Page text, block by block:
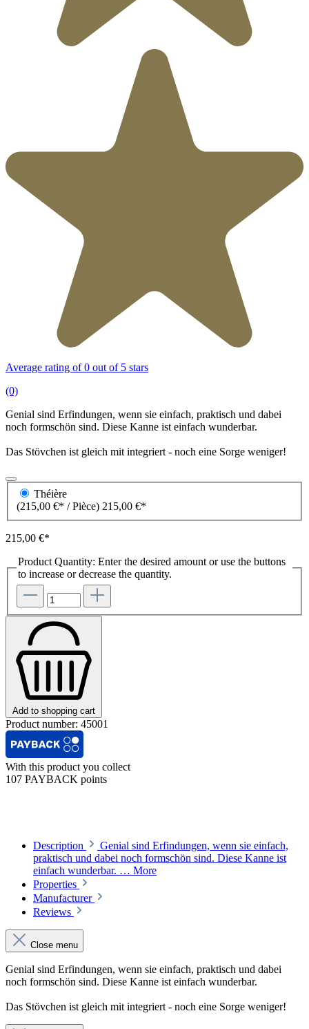
Average rating of 0 out of 5 stars
(0)
Genial sind Erfindungen, wenn sie einfach, praktisch und dabei
noch formschön sind. Diese Kanne ist einfach wunderbar.
Das Stövchen ist gleich mit integriert - noch eine Sorge weniger!
Théière
(215,00 €* / Pièce) 215,00 €*
215,00 €*
Product Quantity: Enter the desired amount or use the buttons
to increase or decrease the quantity.
Add to shopping cart
Product number: 45001
With this product you collect
107 PAYBACK points
Description
Genial sind Erfindungen, wenn sie einfach,
praktisch und dabei noch formschön sind. Diese Kanne ist
einfach wunderbar. … More
Properties
Manufacturer
Reviews
Close menu
Genial sind Erfindungen, wenn sie einfach, praktisch und dabei
noch formschön sind. Diese Kanne ist einfach wunderbar.
Das Stövchen ist gleich mit integriert - noch eine Sorge weniger!